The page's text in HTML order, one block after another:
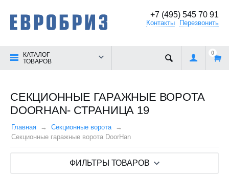
+7 (495) 545 70 91
Контакты Перезвонить
КАТАЛОГ
ТОВАРОВ
0
СЕКЦИОННЫЕ ГАРАЖНЫЕ ВОРОТА
DOORHAN- СТРАНИЦА 19
Главная
Секционные ворота
Секционные гаражные ворота DoorHan
ФИЛЬТРЫ ТОВАРОВ